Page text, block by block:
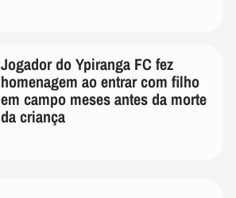
Jogador do Ypiranga FC fez
homenagem ao entrar com filho
em campo meses antes da morte
da criança